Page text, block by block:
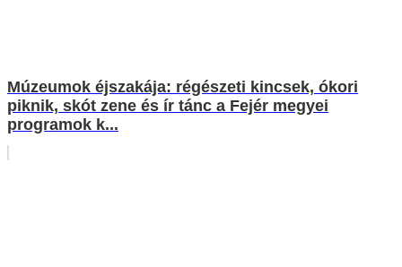
Múzeumok éjszakája: régészeti kincsek, ókori
piknik, skót zene és ír tánc a Fejér megyei
programok k...